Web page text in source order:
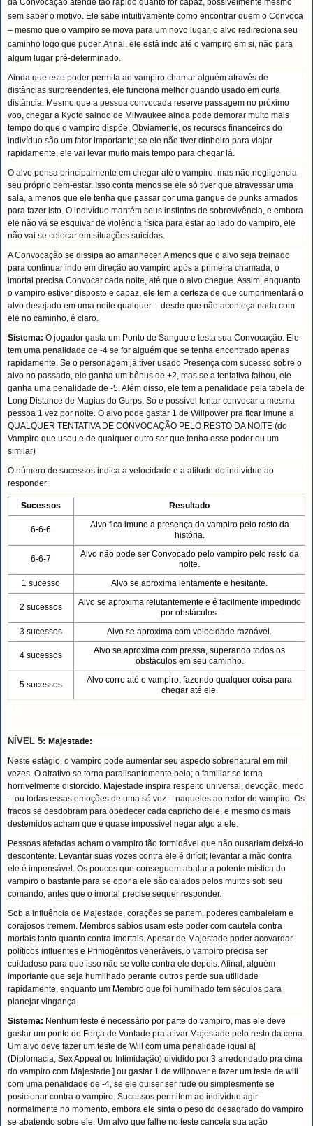
da Convocação atende tão rápido quanto for capaz, possivelmente mesmo
sem saber o motivo. Ele sabe intuitivamente como encontrar quem o Convoca
– mesmo que o vampiro se mova para um novo lugar, o alvo redireciona seu
caminho logo que puder. Afinal, ele está indo até o vampiro em si, não para
algum lugar pré-determinado.
Ainda que este poder permita ao vampiro chamar alguém através de
distâncias surpreendentes, ele funciona melhor quando usado em curta
distância. Mesmo que a pessoa convocada reserve passagem no próximo
voo, chegar a Kyoto saindo de Milwaukee ainda pode demorar muito mais
tempo do que o vampiro dispõe. Obviamente, os recursos financeiros do
indivíduo são um fator importante; se ele não tiver dinheiro para viajar
rapidamente, ele vai levar muito mais tempo para chegar lá.
O alvo pensa principalmente em chegar até o vampiro, mas não negligencia
seu próprio bem-estar. Isso conta menos se ele só tiver que atravessar uma
sala, a menos que ele tenha que passar por uma gangue de punks armados
para fazer isto. O indivíduo mantém seus instintos de sobrevivência, e embora
ele não vá se esquivar de violência física para estar ao lado do vampiro, ele
não vai se colocar em situações suicidas.
A Convocação se dissipa ao amanhecer. A menos que o alvo seja treinado
para continuar indo em direção ao vampiro após a primeira chamada, o
imortal precisa Convocar cada noite, até que o alvo chegue. Assim, enquanto
o vampiro estiver disposto e capaz, ele tem a certeza de que cumprimentará o
alvo desejado em uma noite qualquer – desde que não aconteça nada com
ele no caminho, é claro.
Sistema: O jogador gasta um Ponto de Sangue e testa sua Convocação. Ele
tem uma penalidade de -4 se for alguém que se tenha encontrado apenas
rapidamente. Se o personagem já tiver usado Presença com sucesso sobre o
alvo no passado, ele ganha um bônus de +2, mas se a tentativa falhou, ele
ganha uma penalidade de -5. Além disso, ele tem a penalidade pela tabela de
Long Distance de Magias do Gurps. Só é possível tentar convocar a mesma
pessoa 1 vez por noite. O alvo pode gastar 1 de Willpower pra ficar imune a
QUALQUER TENTATIVA DE CONVOCAÇÃO PELO RESTO DA NOITE (do
Vampiro que usou e de qualquer outro ser que tenha esse poder ou um
similar)
O número de sucessos indica a velocidade e a atitude do indivíduo ao
responder:
Sucessos Resultado
6-6-6
Alvo fica imune a presença do vampiro pelo resto da
história.
6-6-7
Alvo não pode ser Convocado pelo vampiro pelo resto da
noite.
1 sucesso
Alvo se aproxima lentamente e hesitante.
2 sucessos
Alvo se aproxima relutantemente e é facilmente impedindo
por obstáculos.
3 sucessos
Alvo se aproxima com velocidade razoável.
4 sucessos
Alvo se aproxima com pressa, superando todos os
obstáculos em seu caminho.
5 sucessos
Alvo corre até o vampiro, fazendo qualquer coisa para
chegar até ele.
NÍVEL 5: Majestade:
Neste estágio, o vampiro pode aumentar seu aspecto sobrenatural em mil
vezes. O atrativo se torna paralisantemente belo; o familiar se torna
horrivelmente distorcido. Majestade inspira respeito universal, devoção, medo
– ou todas essas emoções de uma só vez – naqueles ao redor do vampiro. Os
fracos se desdobram para obedecer cada capricho dele, e mesmo os mais
destemidos acham que é quase impossível negar algo a ele.
Pessoas afetadas acham o vampiro tão formidável que não ousariam deixá-lo
descontente. Levantar suas vozes contra ele é difícil; levantar a mão contra
ele é impensável. Os poucos que conseguem abalar a potente mística do
vampiro o bastante para se opor a ele são calados pelos muitos sob seu
comando, antes que o imortal precise sequer responder.
Sob a influência de Majestade, corações se partem, poderes cambaleiam e
corajosos tremem. Membros sábios usam este poder com cautela contra
mortais tanto quanto contra imortais. Apesar de Majestade poder acovardar
políticos influentes e Primogênitos veneráveis, o vampiro precisa ser
cuidadoso para que isso não se volte contra ele depois. Afinal, alguém
importante que seja humilhado perante outros perde sua utilidade
rapidamente, enquanto um Membro que foi humilhado tem séculos para
planejar vingança.
Sistema: Nenhum teste é necessário por parte do vampiro, mas ele deve
gastar um ponto de Força de Vontade pra ativar Majestade pelo resto da cena.
Um alvo deve fazer um teste de Will com uma penalidade igual a[
(Diplomacia, Sex Appeal ou Intimidação) dividido por 3 arredondado pra cima
do vampiro com Majestade ] ou gastar 1 de willpower e fazer um teste de will
com uma penalidade de -4, se ele quiser ser rude ou simplesmente se
posicionar contra o vampiro. Sucessos permitem ao indivíduo agir
normalmente no momento, embora ele sinta o peso do desagrado do vampiro
se abatendo sobre ele. Um alvo que falhe no teste cancela sua ação